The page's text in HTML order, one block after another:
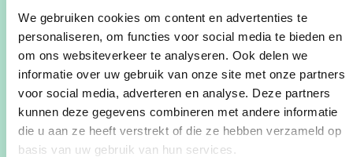
We gebruiken cookies om content en advertenties te
personaliseren, om functies voor social media te bieden en
om ons websiteverkeer te analyseren. Ook delen we
informatie over uw gebruik van onze site met onze partners
voor social media, adverteren en analyse. Deze partners
kunnen deze gegevens combineren met andere informatie
die u aan ze heeft verstrekt of die ze hebben verzameld op
basis van uw gebruik van hun services.
disabilitycard en eventuele kortingen voor
combideals.
Al deze tarieven kan je terugvinden
op www.liberationgarden.be
Aanvullend verkeersreglement in verband met
het invoeren van enkelrichtingsverkeer in een